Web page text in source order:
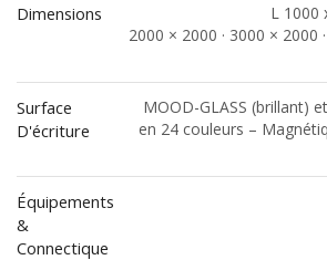
Dimensions
L 1000
2000 × 2000 · 3000 × 2000
Surface
D'écriture
MOOD-GLASS (brillant)
en 24 couleurs –
Équipements
&
Connectique